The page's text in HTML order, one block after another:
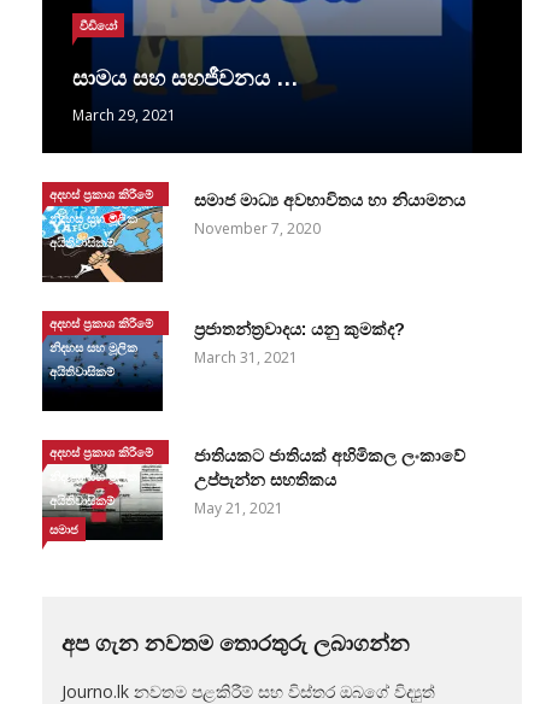
වීඩියෝ
සාමය සහ සහජීවනය …
March 29, 2021
අදහස් ප්‍රකාශ කිරීමේ
නිදහස සහ මූලික
අයිතිවාසිකම්
සමාජ මාධ්‍ය අවභාවිතය හා නියාමනය
November 7, 2020
අදහස් ප්‍රකාශ කිරීමේ
නිදහස සහ මූලික
අයිතිවාසිකම්
ප්‍රජාතන්ත්‍රවාදය: යනු කුමක්ද?
March 31, 2021
අදහස් ප්‍රකාශ කිරීමේ
නිදහස සහ මූලික
අයිතිවාසිකම්
සමාජ
ජාතියකට ජාතියක් අහිමිකල ලංකාවේ
උප්පැන්න සහතිකය
May 21, 2021
අප ගැන නවතම තොරතුරු ලබාගන්න
Journo.lk නවතම පළකිරීම් සහ විස්තර ඔබගේ විද්‍යුත්